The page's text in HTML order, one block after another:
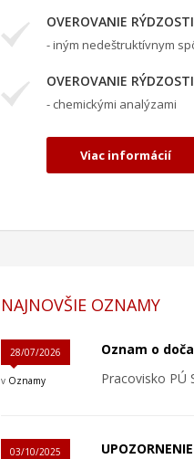
OVEROVANIE RÝDZOSTI
- iným nedeštruktívnym
OVEROVANIE RÝDZOSTI
- chemickými analýzami
Viac informácií
NAJNOVŠIE OZNAMY
28/07/2026
v Oznamy
Oznam o
Pracovisko PÚ
03/10/2025